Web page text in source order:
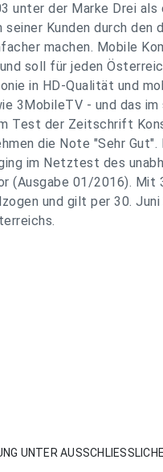
unter der Marke Drei als
Kunden durch den
machen. Mobile
soll für jeden
in HD-Qualität und
3MobileTV - und das
Test der Zeitschrift
die Note "Sehr
im Netztest des
(Ausgabe 01/2016). Mit
und gilt per 30.
UNTER